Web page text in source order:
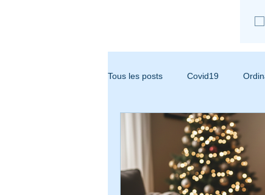
Tous les posts Covid19
2026 Fibre
Vacances